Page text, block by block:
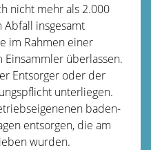
nicht mehr als 2.000
Abfall insgesamt
im Rahmen einer
überlassen.
Entsorger oder der
unterliegen.
baden-
entsorgen, die am
wurden.